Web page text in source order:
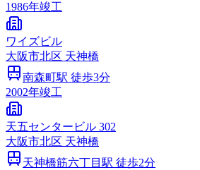
1986年竣工
ワイズビル
大阪市北区 天神橋
南森町駅 徒歩3分
2002年竣工
天五センタービル 302
大阪市北区 天神橋
天神橋筋六丁目 駅 徒歩2分